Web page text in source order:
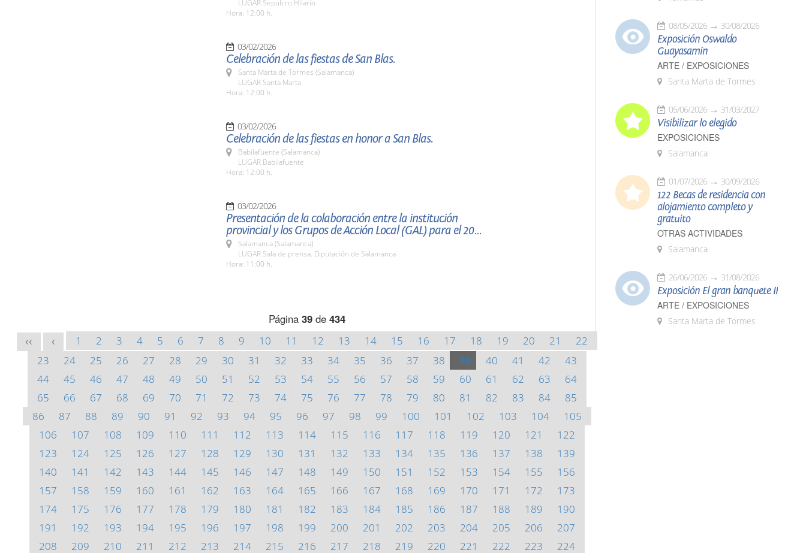
LUGAR Sepulcro Hilario
Hora: 12:00 h.
03/02/2026
Celebración de las fiestas de San Blas.
Santa Marta de Tormes (Salamanca)
LUGAR Santa Marta
Hora: 12:00 h.
03/02/2026
Celebración de las fiestas en honor a San Blas.
Babilafuente (Salamanca)
LUGAR Babilafuente
Hora: 12:00 h.
03/02/2026
Presentación de la colaboración entre la institución
provincial y los Grupos de Acción Local (GAL) para el 2026.
Salamanca (Salamanca)
LUGAR Sala de prensa. Diputación de Salamanca
Hora: 11:00 h.
Página 39 de 434
<< < 1 2 3 4 5 6 7 8 9 10 11 12 13 14 15 16 17 18 19 20 21
22
23
24 25 26 27 28 29 30 31 32 33 34 35 36 37 38 39 40 41 42
43
44
45 46 47 48 49 50 51 52 53 54 55 56 57 58 59 60 61 62 63
64
65
66 67 68 69 70 71 72 73 74 75 76 77 78 79 80 81 82 83 84
85
86
87 88 89 90 91 92 93 94 95 96 97 98 99 100 101 102 103 104
105
106
107 108 109 110 111 112 113 114 115 116 117 118 119 120 121
122
123
124 125 126 127 128 129 130 131 132 133 134 135 136 137 138
139
140
141 142 143 144 145 146 147 148 149 150 151 152 153 154 155
156
157
158 159 160 161 162 163 164 165 166 167 168 169 170 171 172
173
174
175 176 177 178 179 180 181 182 183 184 185 186 187 188 189
190
191
192 193 194 195 196 197 198 199 200 201 202 203 204 205 206
207
208
209 210 211 212 213 214 215 216 217 218 219 220 221 222 223 224
08/05/2026 30/08/2026
Exposición Oswaldo
Guayasamín
ARTE / EXPOSICIONES
Santa Marta de Tormes
05/06/2026 31/03/2027
Visibilizar lo elegido
EXPOSICIONES
Salamanca
01/07/2026 30/09/2026
122 Becas de residencia con
alojamiento completo y
gratuito
OTRAS ACTIVIDADES
Salamanca
26/06/2026 31/08/2026
Exposición El gran banquete II
ARTE / EXPOSICIONES
Santa Marta de Tormes